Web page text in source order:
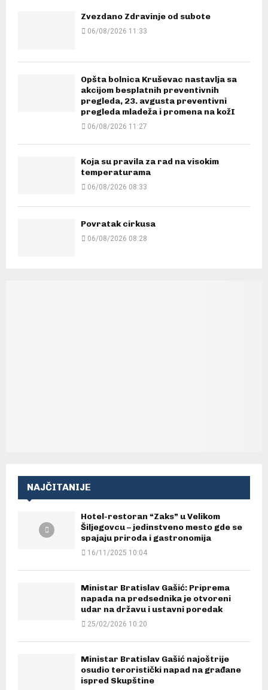
Zvezdano Zdravinje od subote
06/08/2026 11:33
Opšta bolnica Kruševac nastavlja sa
akcijom besplatnih preventivnih
pregleda, 23. avgusta preventivni
pregleda mladeža i promena na kožI
06/08/2026 11:27
Koja su pravila za rad na visokim
temperaturama
06/08/2026 08:33
Povratak cirkusa
06/08/2026 08:28
NAJČITANIJE
Hotel-restoran “Zaks” u Velikom
Šiljegovcu – jedinstveno mesto gde se
spajaju priroda i gastronomija
16/11/2025 10:04
Ministar Bratislav Gašić: Priprema
napada na predsednika je otvoreni
udar na državu i ustavni poredak
25/02/2026 10:20
Ministar Bratislav Gašić najoštrije
osudio teroristički napad na građane
ispred Skupštine